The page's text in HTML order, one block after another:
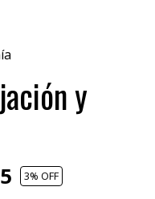
y
3% OFF